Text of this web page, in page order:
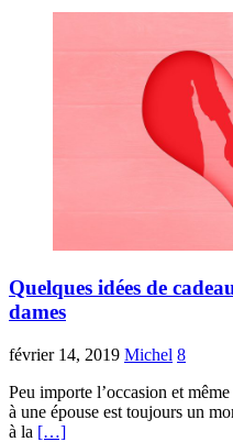
Quelques idées de
dames
février 14, 2019 Michel 8
Peu importe l’occasion et
à une épouse est toujours un
à la […]